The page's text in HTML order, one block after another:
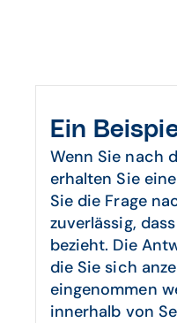
Ein
Wenn Sie nach
erhalten Sie
Sie die Frage
zuverlässig,
bezieht. Die
die Sie sich
eingenommen
innerhalb von